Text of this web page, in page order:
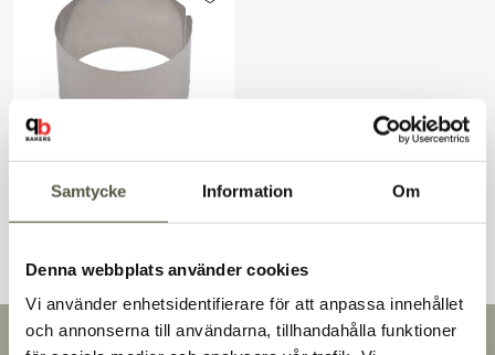
Samtycke Information Om
Denna webbplats använder cookies
Vi använder enhetsidentifierare för att anpassa innehållet
och annonserna till användarna, tillhandahålla funktioner
Outlet
Om Bakers
Kontakt
Bakelsering rostfritt
Ø65 x H40 mm
Artnr. 10224